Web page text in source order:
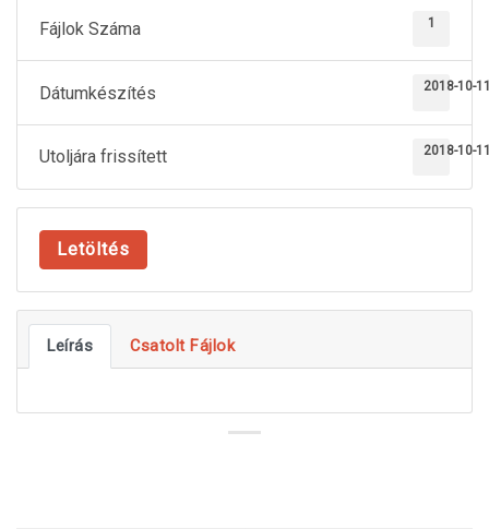
Fájlok Száma 1
Dátumkészítés 2018-10-
Utoljára frissített 2018-10-
Letöltés
Leírás Csatolt Fájlok